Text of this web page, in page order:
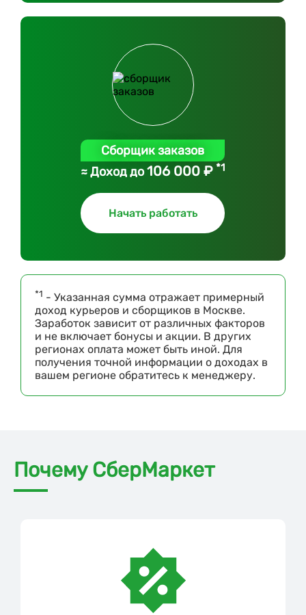
Сборщик заказов
≈ Доход до106 000 ₽ *1
Начать работать
*1 - Указанная сумма отражает примерный
доход курьеров и сборщиков в Москве.
Заработок зависит от различных факторов
и не включает бонусы и акции. В других
регионах оплата может быть иной. Для
получения точной информации о доходах в
вашем регионе обратитесь к менеджеру.
Почему СберМаркет